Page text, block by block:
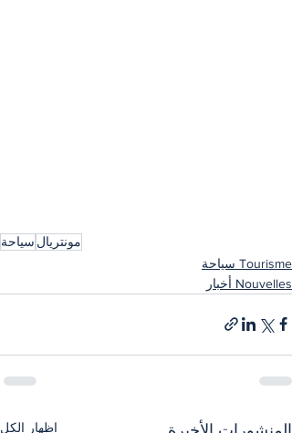
مونتريال سياحة
Tourisme سياحة
Nouvelles أخبار
إظهار الكل